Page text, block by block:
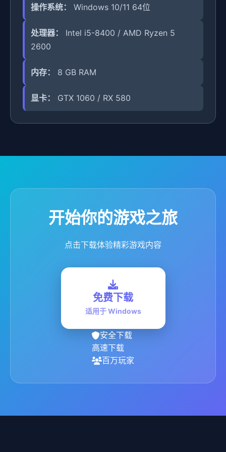
操作系统： Windows 10/11 64位
处理器：
Intel i5-8400 / AMD Ryzen 5
2600
内存： 8 GB RAM
显卡： GTX 1060 / RX 580
开始你的游戏之旅
点击下载体验精彩游戏内容
免费下载
适用于 Windows
安全下载
高速下载
百万玩家